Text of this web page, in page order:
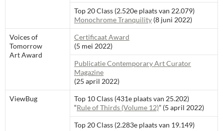
Top 20 Class (2.520e plaats van 22.079)
Monochrome Tranquility (8 juni 2022)
Voices of
Tomorrow
Art Award
Certificaat Award
(5 mei 2022)
Publicatie Contemporary Art Curator
Magazine
(25 april 2022)
ViewBug
Top 10 Class (431e plaats van 25.202)
“Rule of Thirds (Volume 12)” (5 april 2022)
Top 20 Class (2.283e plaats van 19.149)